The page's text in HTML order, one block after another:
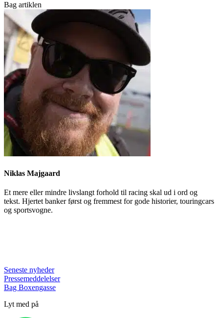
Bag artiklen
Niklas Majgaard
Et mere eller mindre livslangt forhold til racing skal ud i ord og
tekst. Hjertet banker først og fremmest for gode historier, touringcars
og sportsvogne.
Seneste nyheder
Pressemeddelelser
Bag Boxengasse
Lyt med på